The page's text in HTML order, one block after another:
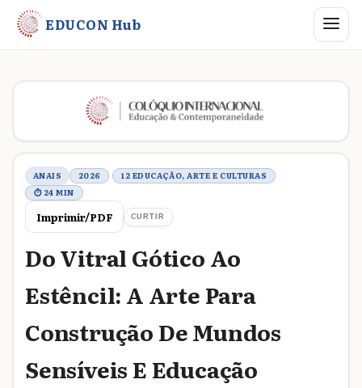
EDUCON Hub Abrir
Metadados do trabalho
ANAIS 2026
12 EDUCAÇÃO, ARTE E CULTURAS
⏱ 24 MIN
Imprimir/PDF CURTIR
Do Vitral Gótico Ao
Estêncil: A Arte Para
Construção De Mundos
Sensíveis E Educação